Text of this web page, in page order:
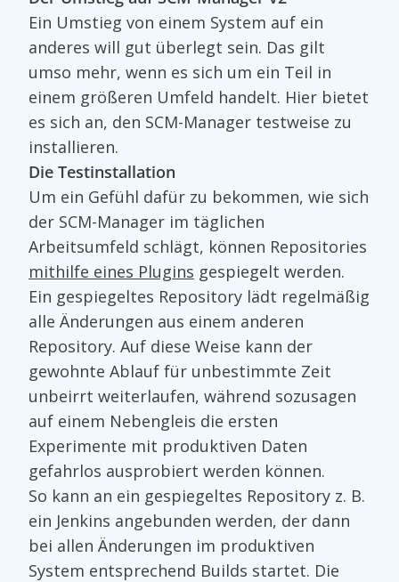
Ein Umstieg von einem System auf ein
anderes will gut überlegt sein. Das gilt
umso mehr, wenn es sich um ein Teil in
einem größeren Umfeld handelt. Hier bietet
es sich an, den SCM-Manager testweise zu
installieren.
Die Testinstallation
Um ein Gefühl dafür zu bekommen, wie sich
der SCM-Manager im täglichen
Arbeitsumfeld schlägt, können Repositories
mithilfe eines Plugins gespiegelt werden.
Ein gespiegeltes Repository lädt regelmäßig
alle Änderungen aus einem anderen
Repository. Auf diese Weise kann der
gewohnte Ablauf für unbestimmte Zeit
unbeirrt weiterlaufen, während sozusagen
auf einem Nebengleis die ersten
Experimente mit produktiven Daten
gefahrlos ausprobiert werden können.
So kann an ein gespiegeltes Repository z. B.
ein Jenkins angebunden werden, der dann
bei allen Änderungen im produktiven
System entsprechend Builds startet. Die